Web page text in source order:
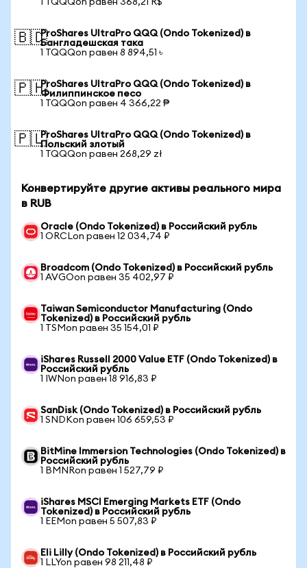
1 TQQQon равен 368,21 R$
🇧🇩ProShares UltraPro QQQ (Ondo Tokenized) в
Бангладешская така
1 TQQQon равен 8 894,51 ৳
🇵🇭ProShares UltraPro QQQ (Ondo Tokenized) в
Филиппинское песо
1 TQQQon равен 4 366,22 ₱
🇵🇱ProShares UltraPro QQQ (Ondo Tokenized) в
Польский злотый
1 TQQQon равен 268,29 zł
Конвертируйте другие активы реального мира
в RUB
Oracle (Ondo Tokenized) в Российский рубль
1 ORCLon равен 12 034,74 ₽
Broadcom (Ondo Tokenized) в Российский рубль
1 AVGOon равен 35 402,97 ₽
Taiwan Semiconductor Manufacturing (Ondo
Tokenized) в Российский рубль
1 TSMon равен 35 154,01 ₽
iShares Russell 2000 Value ETF (Ondo Tokenized) в
Российский рубль
1 IWNon равен 18 916,83 ₽
SanDisk (Ondo Tokenized) в Российский рубль
1 SNDKon равен 106 659,53 ₽
BitMine Immersion Technologies (Ondo Tokenized) в
Российский рубль
1 BMNRon равен 1 527,79 ₽
iShares MSCI Emerging Markets ETF (Ondo
Tokenized) в Российский рубль
1 EEMon равен 5 507,83 ₽
Eli Lilly (Ondo Tokenized) в Российский рубль
1 LLYon равен 98 211,48 ₽